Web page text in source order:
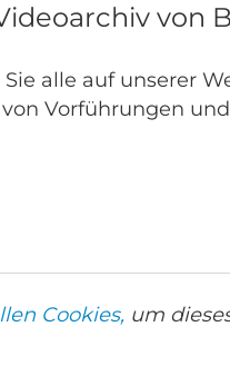
von
alle auf unserer
Vorführungen
Cookies, um